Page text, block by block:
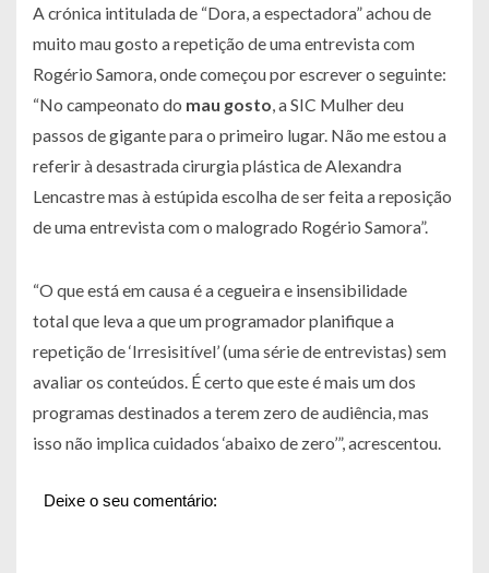
A crónica intitulada de “Dora, a espectadora” achou de
muito mau gosto a repetição de uma entrevista com
Rogério Samora, onde começou por escrever o seguinte:
“No campeonato do mau gosto, a SIC Mulher deu
passos de gigante para o primeiro lugar. Não me estou a
referir à desastrada cirurgia plástica de Alexandra
Lencastre mas à estúpida escolha de ser feita a reposição
de uma entrevista com o malogrado Rogério Samora”.
“O que está em causa é a cegueira e insensibilidade
total que leva a que um programador planifique a
repetição de ‘Irresisitível’ (uma série de entrevistas) sem
avaliar os conteúdos. É certo que este é mais um dos
programas destinados a terem zero de audiência, mas
isso não implica cuidados ‘abaixo de zero’”, acrescentou.
Deixe o seu comentário: